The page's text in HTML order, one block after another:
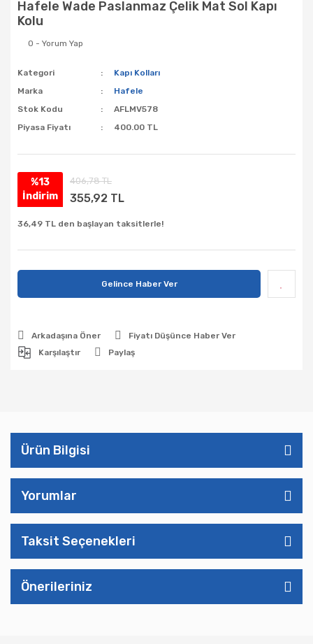
Hafele Wade Paslanmaz Çelik Mat Sol Kapı
Kolu
0 - Yorum Yap
Kategori
Kapı Kolları
Marka
Hafele
Stok Kodu
AFLMV578
Piyasa Fiyatı
400.00 TL
%13
İndirim
406,78 TL
355,92 TL
36,49 TL den başlayan taksitlerle!
Gelince Haber Ver
Arkadaşına Öner
Fiyatı Düşünce Haber Ver
Karşılaştır
Paylaş
Ürün Bilgisi
Yorumlar
Taksit Seçenekleri
Önerileriniz